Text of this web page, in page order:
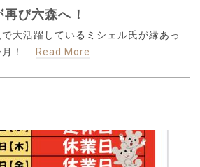
び六森へ！
大活躍しているミシェル氏が縁あっ
！ …
Read More